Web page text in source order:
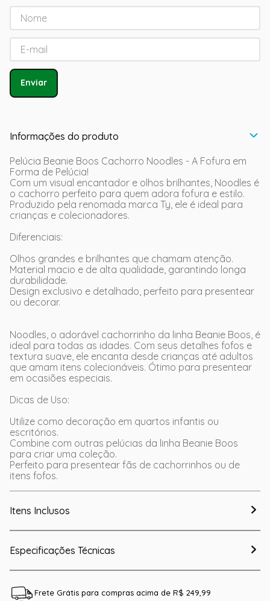
Enviar
Informações do produto
Pelúcia Beanie Boos Cachorro Noodles - A Fofura em
Forma de Pelúcia!
Com um visual encantador e olhos brilhantes, Noodles é
o cachorro perfeito para quem adora fofura e estilo.
Produzido pela renomada marca Ty, ele é ideal para
crianças e colecionadores.
Diferenciais:
Olhos grandes e brilhantes que chamam atenção.
Material macio e de alta qualidade, garantindo longa
durabilidade.
Design exclusivo e detalhado, perfeito para presentear
ou decorar.
Noodles, o adorável cachorrinho da linha Beanie Boos, é
ideal para todas as idades. Com seus detalhes fofos e
textura suave, ele encanta desde crianças até adultos
que amam itens colecionáveis. Ótimo para presentear
em ocasiões especiais.
Dicas de Uso:
Utilize como decoração em quartos infantis ou
escritórios.
Combine com outras pelúcias da linha Beanie Boos
para criar uma coleção.
Perfeito para presentear fãs de cachorrinhos ou de
itens fofos.
Itens Inclusos
Especificações Técnicas
Frete Grátis para compras acima de R$ 249,99